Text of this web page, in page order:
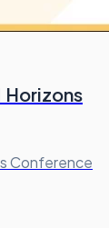
Conference